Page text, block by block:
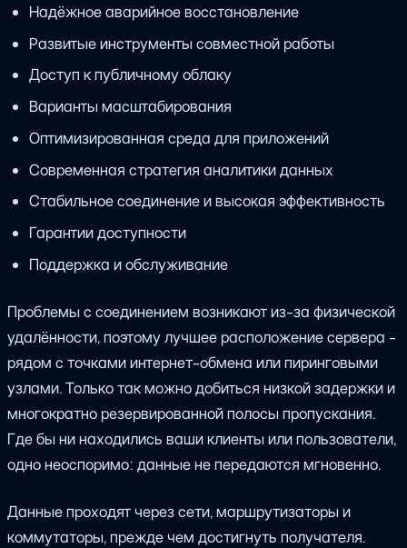
Надёжное аварийное восстановление
Развитые инструменты совместной работы
Доступ к публичному облаку
Варианты масштабирования
Оптимизированная среда для приложений
Современная стратегия аналитики данных
Стабильное соединение и высокая эффективность
Гарантии доступности
Поддержка и обслуживание
Проблемы с соединением возникают из-за физической
удалённости, поэтому лучшее расположение сервера -
рядом с точками интернет-обмена или пиринговыми
узлами. Только так можно добиться низкой задержки и
многократно резервированной полосы пропускания.
Где бы ни находились ваши клиенты или пользователи,
одно неоспоримо: данные не передаются мгновенно.
Данные проходят через сети, маршрутизаторы и
коммутаторы, прежде чем достигнуть получателя.